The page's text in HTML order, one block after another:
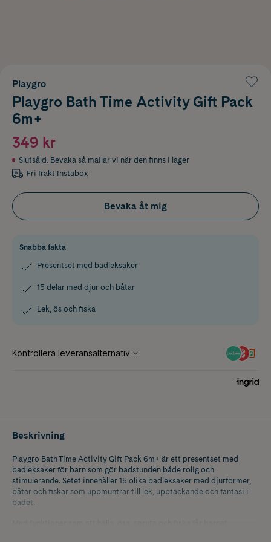
Playgro
Playgro Bath Time Activity Gift Pack
6m+
349 kr
Slutsåld. Bevaka så mailar vi när den finns i lager
Fri frakt Instabox
Bevaka åt mig
Snabba fakta
Presentset med badleksaker
15 delar med djur och båtar
Lek, ös och fiska
Beskrivning
Playgro Bath Time Activity Gift Pack 6m+ är ett presentset med
badleksaker för barn som gör badstunden både rolig och
stimulerande. Setet innehåller 15 olika badleksaker med djurformer,
båtar och fiskar som uppmuntrar till lek, upptäckande och fantasi i
badet.